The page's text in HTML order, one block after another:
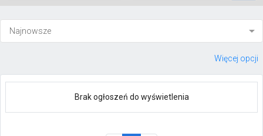
Więcej opcji
Brak ogłoszeń do wyświetlenia